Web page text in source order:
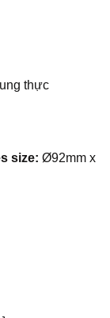
thực
size: Ø92mm x